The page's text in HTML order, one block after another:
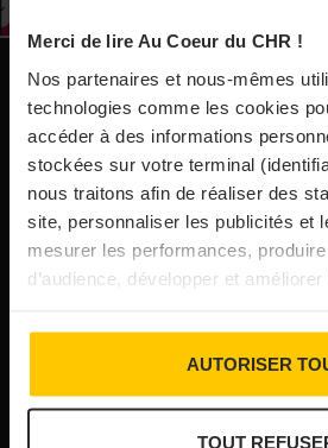
Merci de lire Au Coeur du CHR !
Nos partenaires et nous-mêmes
technologies comme les cookies
accéder à des informations
stockées sur votre terminal
nous traitons afin de réaliser des
site, personnaliser les publicités et
mesurer les performances,
d’audience, développer et améliorer
AUTORISER
TOUT
31/07/2026
Vins fins : la Chine affiche
31/07/2026
Brasserie Dupont : la bière
que…
Incendies : l’aide d’urgence
pour les indépendants,
NOS